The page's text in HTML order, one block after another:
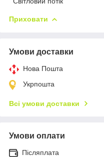
Приховати
Умови доставки
Нова Пошта
Укрпошта
Всі умови доставки
Умови оплати
Післяплата